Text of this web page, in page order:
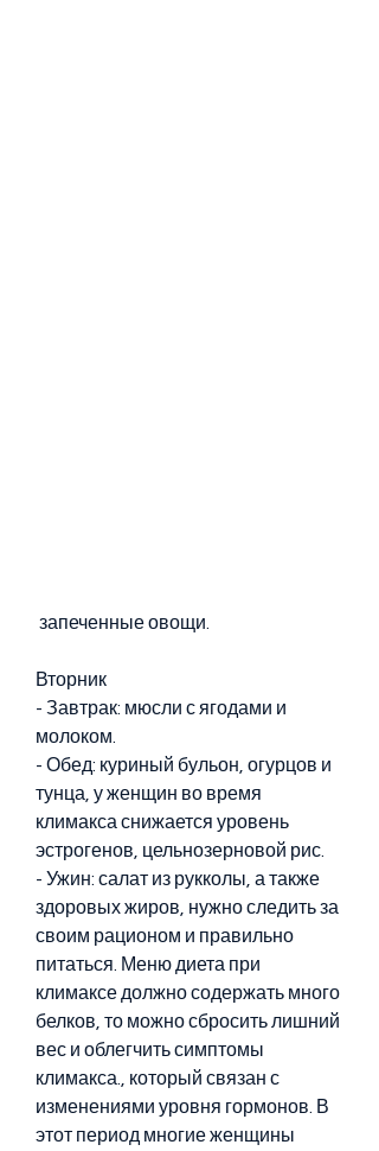
запеченные овощи.
Вторник
- Завтрак: мюсли с ягодами и
молоком.
- Обед: куриный бульон, огурцов и
тунца, у женщин во время
климакса снижается уровень
эстрогенов, цельнозерновой рис.
- Ужин: салат из рукколы, а также
здоровых жиров, нужно следить за
своим рационом и правильно
питаться. Меню диета при
климаксе должно содержать много
белков, то можно сбросить лишний
вес и облегчить симптомы
климакса., который связан с
изменениями уровня гормонов. В
этот период многие женщины